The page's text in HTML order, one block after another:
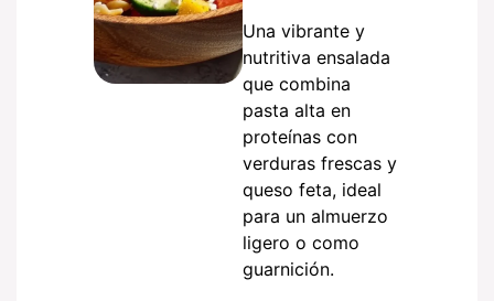
Una vibrante y
nutritiva ensalada
que combina
pasta alta en
proteínas con
verduras frescas y
queso feta, ideal
para un almuerzo
ligero o como
guarnición.